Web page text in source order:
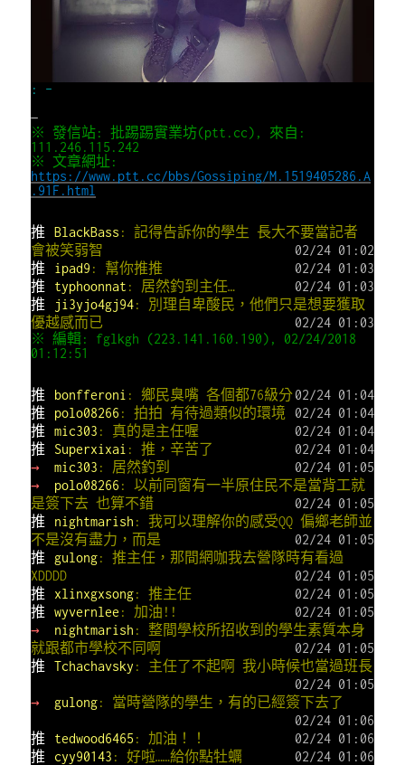
: –
—
※ 發信站: 批踢踢實業坊(ptt.cc), 來自:
111.246.115.242
※ 文章網址:
https://www.ptt.cc/bbs/Gossiping/M.1519405286.A
.91F.html
推 BlackBass : 記得告訴你的學生 長大不要當記者
會被笑弱智
02/24 01:02
推
ipad9 : 幫你推推
02/24 01:03
推
typhoonnat : 居然釣到主任…
02/24 01:03
推
ji3yjo4gj94: 別理自卑酸民，他們只是想要獲取
優越感而已
02/24 01:03
※ 編輯: fglkgh (223.141.160.190), 02/24/2018
01:12:51
推 bonfferoni : 鄉民臭嘴 各個都76級分02/24 01:04
推
polo08266 : 拍拍 有待過類似的環境
02/24 01:04
推
mic303 : 真的是主任喔
02/24 01:04
推
Superxixai : 推，辛苦了
02/24 01:04
→
mic303 : 居然釣到
02/24 01:05
→
polo08266 : 以前同窗有一半原住民不是當背工就
是簽下去 也算不錯
02/24 01:05
推
nightmarish : 我可以理解你的感受QQ 偏鄉老師並
不是沒有盡力，而是
02/24 01:05
推
gulong: 推主任，那間網咖我去營隊時有看過
XDDDD
02/24 01:05
推
xlinxgxsong: 推主任
02/24 01:05
推
wyvernlee : 加油!!
02/24 01:05
→
nightmarish : 整間學校所招收到的學生素質本身
就跟都市學校不同啊
02/24 01:05
推
Tchachavsky : 主任了不起啊 我小時候也當過班長
02/24 01:05
→
gulong: 當時營隊的學生，有的已經簽下去了
02/24 01:06
推
tedwood6465 : 加油！！
02/24 01:06
推
cyy90143 : 好啦……給你點牡蠣 02/24 01:06